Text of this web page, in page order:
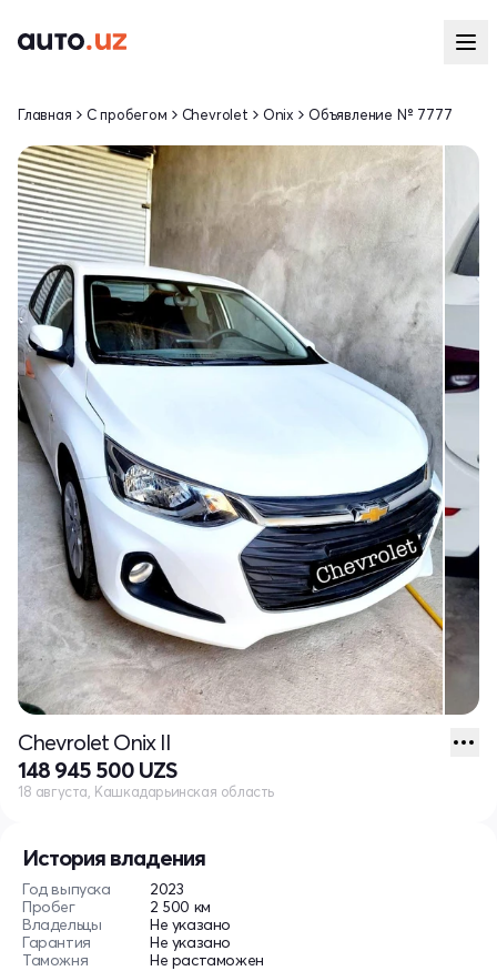
История владения
Год выпуска
2023
Пробег
2 500 км
Владельцы
Не указано
Гарантия
Не указано
Таможня
Не растаможен
Главная С пробегом Chevrolet Onix Объявление № 7777
Chevrolet Onix II
148 945 500 UZS
18 августа, Кашкадарьинская область